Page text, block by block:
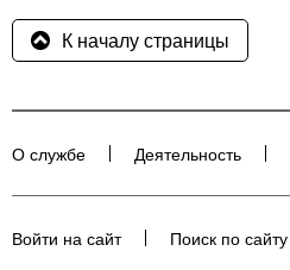
К началу страницы
О службе Деятельность
Войти на сайт Поиск по сайту